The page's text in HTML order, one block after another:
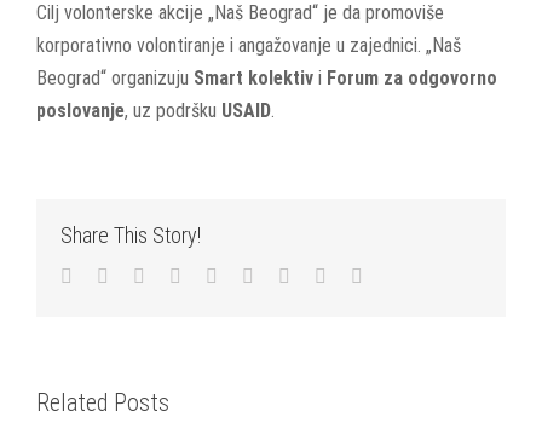
Cilj volonterske akcije „Naš Beograd“ je da promoviše
korporativno volontiranje i angažovanje u zajednici. „Naš
Beograd“ organizuju Smart kolektiv i Forum za odgovorno
poslovanje, uz podršku USAID.
Share This Story!
Facebook
TwitterLinkedIn
Reddit WhatsApp
TumblrPinterest
Related Posts